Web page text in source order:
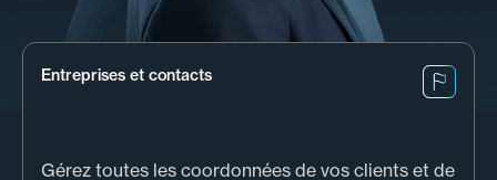
Entreprises et contacts
Gérez toutes les coordonnées de vos clients et de